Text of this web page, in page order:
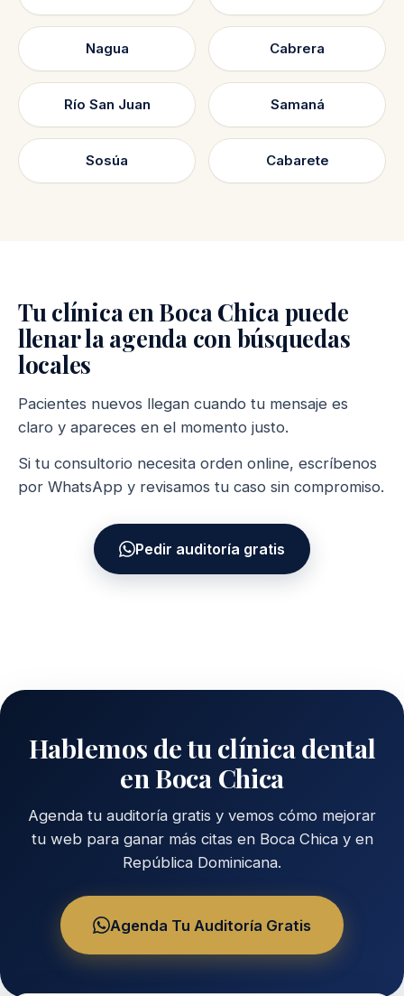
Nagua Cabrera
Río San Juan Samaná
Sosúa Cabarete
Tu clínica en Boca Chica puede
llenar la agenda con búsquedas
locales
Pacientes nuevos llegan cuando tu mensaje es
claro y apareces en el momento justo.
Si tu consultorio necesita orden online, escríbenos
por WhatsApp y revisamos tu caso sin compromiso.
Pedir auditoría gratis
Hablemos de tu clínica dental
en Boca Chica
Agenda tu auditoría gratis y vemos cómo mejorar
tu web para ganar más citas en Boca Chica y en
República Dominicana.
Agenda Tu Auditoría Gratis